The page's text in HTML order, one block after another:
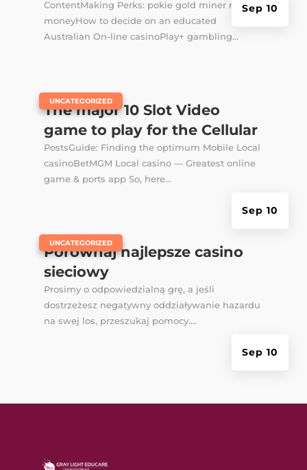
Sep 10
ContentMaking Perks: pokie gold miner real
moneyHow to decide on an educated
Australian On-line casinoPlay+ gambling...
The major 10 Slot Video
game to play for the Cellular
Sep 10
UNCATEGORIZED
PostsGuide: Finding the optimum Mobile Local
casinoBetMGM Local casino — Greatest online
game & ports app So, here...
Porównaj najlepsze casino
sieciowy
Sep 10
UNCATEGORIZED
Prosimy o odpowiedzialną grę, a jeśli
dostrzeżesz negatywny oddziaływanie hazardu
na swej los, przeszukaj pomocy....